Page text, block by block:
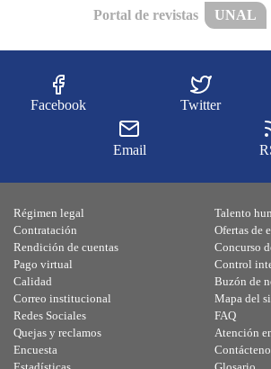
Portal de revistas UNAL
Facebook Twitter
Email
Régimen legal
Contratación
Rendición de cuentas
Pago virtual
Calidad
Talento
Ofertas de
Concurso
Control
Buzón de
Correo institucional
Redes Sociales
Quejas y reclamos
Encuesta
Mapa del
FAQ
Atención